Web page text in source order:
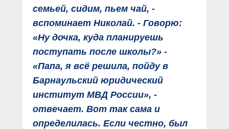
семьей, сидим, пьем чай, -
вспоминает Николай. - Говорю:
«Ну дочка, куда планируешь
поступать после школы?» -
«Папа, я всё решила, пойду в
Барнаульский юридический
институт МВД России», -
отвечает. Вот так сама и
определилась. Если честно, был